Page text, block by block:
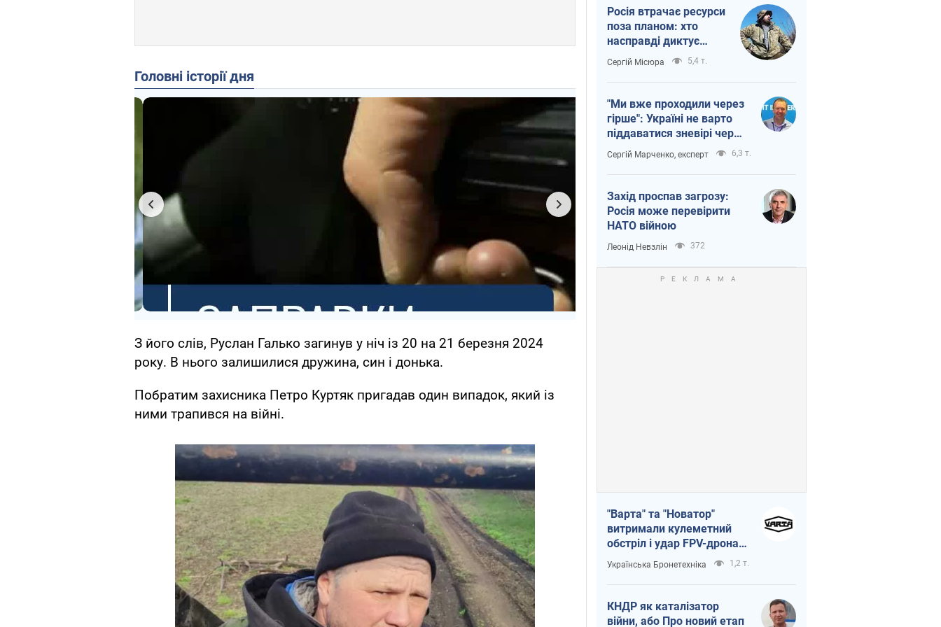
Головні історії дня
З його слів, Руслан Галько загинув у ніч із 20 на 21 березня 2024
року. В нього залишилися дружина, син і донька.
Побратим захисника Петро Куртяк пригадав один випадок, який із
ними трапився на війні.
Росія втрачає ресурси
поза планом: хто
насправді диктує
темп війни
Сергій Місюра 5,4 т.
"Ми вже проходили через
гірше": Україні не варто
піддаватися зневірі через
ракетний терор
Сергій Марченко, експерт 6,3 т.
Захід проспав загрозу:
Росія може перевірити
НАТО війною
Леонід Невзлін 372
"Варта" та "Новатор"
витримали кулеметний
обстріл і удар FPV-дрона,
врятувавши життя
офіцеру ЗСУ
Українська Бронетехніка 1,2 т.
КНДР як каталізатор
війни, або Про новий етап